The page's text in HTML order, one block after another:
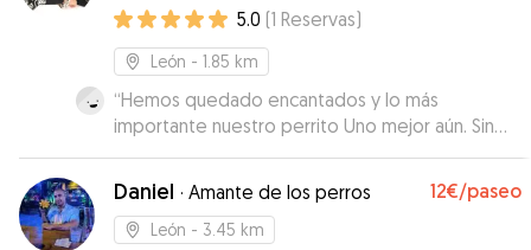
5.0 (1 Reservas)
León - 1.85 km
“Hemos quedado encantados y lo más
importante nuestro perrito Uno mejor aún. Sin
duda repetiremos. Se adapta a todo y muy
servicial. Muchas gracias
Daniel · Amante de los perros 12€/paseo
León - 3.45 km